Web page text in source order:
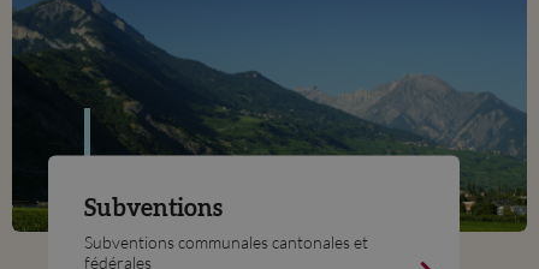
Subventions
Subventions communales cantonales et
fédérales